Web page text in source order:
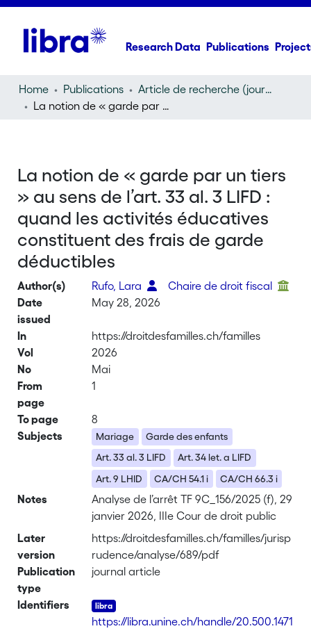
Research Data Publications
Home Publications
Article de recherche (journal article)
La notion de « garde par un tiers » au sens de l’art. 33 al. 3 LIFD : quand les activités éducatives constituent des frais de garde déductibles
La notion de « garde par un tiers
» au sens de l’art. 33 al. 3 LIFD :
quand les activités éducatives
constituent des frais de garde
déductibles
Author(s) Rufo, Lara
Chaire de droit fiscal
Date
issued
May 28, 2026
In
https://droitdesfamilles.ch/familles
Vol
2026
No
Mai
From
page
1
To page
8
Subjects
Mariage
Garde des enfants
Art. 33 al. 3 LIFD
Art. 34 let. a LIFD
Art. 9 LHID
CA/CH 54.1 i CA/CH 66.3 i
Notes
Analyse de l’arrêt TF 9C_156/2025 (f), 29
janvier 2026, IIIe Cour de droit public
Later
version
https://droitdesfamilles.ch/familles/jurisp
rudence/analyse/689/pdf
Publication
type
journal article
Identifiers
https://libra.unine.ch/handle/20.500.1471